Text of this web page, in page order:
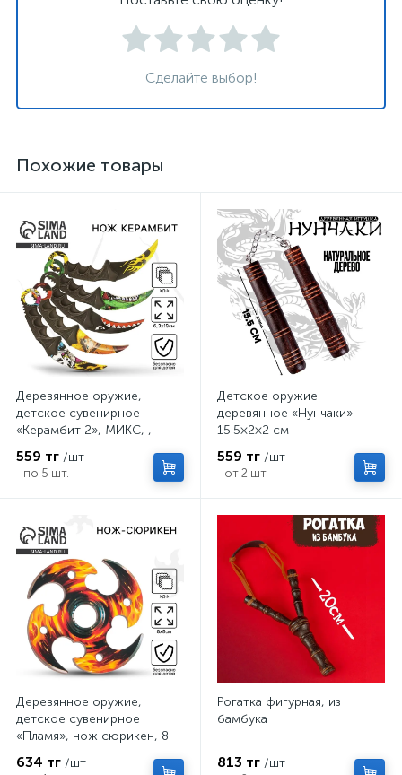
Сделайте выбор!
Похожие товары
Деревянное оружие,
детское сувенирное
«Керамбит 2», МИКС, ,
559 тг /шт
по 5 шт.
Детское оружие
деревянное «Нунчаки»
15.5×2×2 см
559 тг /шт
от 2 шт.
Деревянное оружие,
детское сувенирное
«Пламя», нож сюрикен, 8
634 тг /шт
Рогатка фигурная, из
бамбука
813 тг /шт